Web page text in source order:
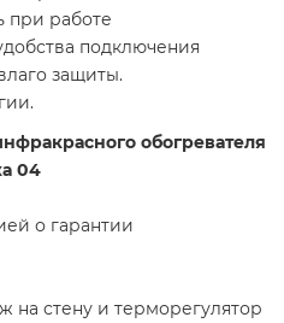
при работе
подключения
защиты.
обогревателя
04
о гарантии
на стену и терморегулятор